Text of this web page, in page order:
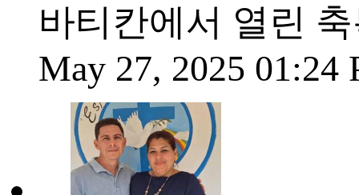
바티칸에서 열린
May 27, 2025 01:24